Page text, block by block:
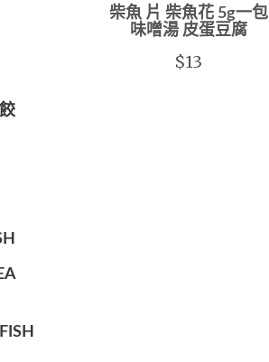
柴魚 片 柴魚花 5g一包
味噌湯 皮蛋豆腐
$13